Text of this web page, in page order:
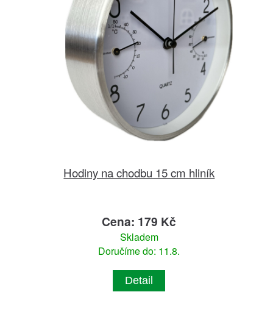
Hodiny na chodbu 15 cm hliník
Cena: 179 Kč
Skladem
Doručíme do: 11.8.
Detail